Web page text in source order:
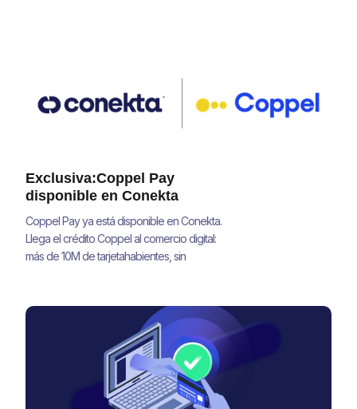
Exclusiva:Coppel Pay
disponible en Conekta
Coppel Pay ya está disponible en Conekta.
Llega el crédito Coppel al comercio digital:
más de 10M de tarjetahabientes, sin